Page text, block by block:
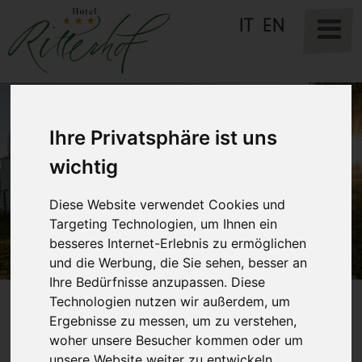
Ihre Privatsphäre ist uns
wichtig
Diese Website verwendet Cookies und
Targeting Technologien, um Ihnen ein
besseres Internet-Erlebnis zu ermöglichen
und die Werbung, die Sie sehen, besser an
Ihre Bedürfnisse anzupassen. Diese
Technologien nutzen wir außerdem, um
Ergebnisse zu messen, um zu verstehen,
woher unsere Besucher kommen oder um
EN
Sternendorf Steinegg in Südtirol - Ihr